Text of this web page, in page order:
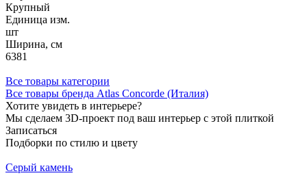
Крупный
Единица изм.
шт
Ширина, см
6381
Все товары категории
Все товары бренда Atlas Concorde (Италия)
Хотите увидеть в интерьере?
Мы сделаем 3D-проект под ваш интерьер с этой плиткой
Записаться
Подборки по стилю и цвету
Серый камень